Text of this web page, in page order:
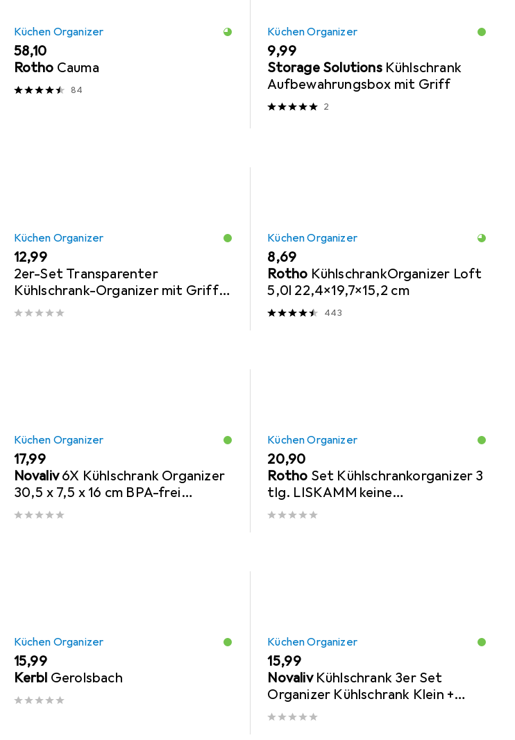
Küchen Organizer
EUR
58,10
Rotho Cauma
84
Küchen Organizer
EUR
9,99
Storage Solutions Kühlschrank
Aufbewahrungsbox mit Griff
2
Küchen Organizer
EUR
12,99
2er-Set Transparenter
Kühlschrank-Organizer mit Griff
28,2 x 15,5 x 8,7 cm
Küchen Organizer
EUR
8,69
Rotho KühlschrankOrganizer Loft
5,0l 22,4x19,7x15,2 cm
443
Küchen Organizer
EUR
17,99
Novaliv6X Kühlschrank Organizer
30,5 x 7,5 x 16 cm BPA-frei
Ordnung Made in Germany Leicht
Küchen Organizer
EUR
20,90
Rotho Set Kühlschrankorganizer 3
tlg. LISKAMM keine
Sekundärfarbe / Variante
Küchen Organizer
EUR
15,99
Kerbl Gerolsbach
Küchen Organizer
EUR
15,99
Novaliv Kühlschrank 3er Set
Organizer Kühlschrank Klein +
Mittel + Gross BPA-frei